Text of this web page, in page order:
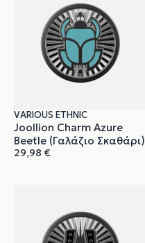
VARIOUS ETHNIC
Joollion Charm Azure
Beetle (Γαλάζιο Σκαθάρι)
29,98 €